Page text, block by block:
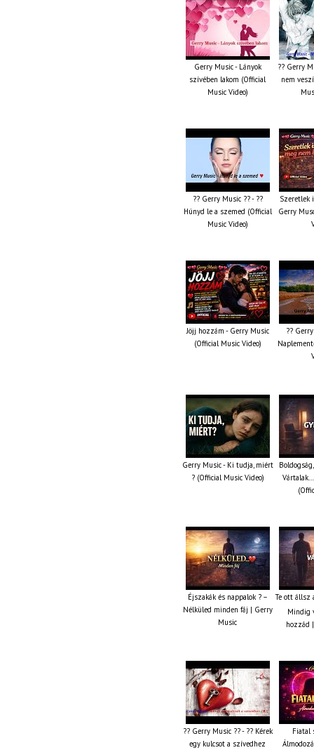
Gerry Music - Lányok
szívében lakom (Official
Music Video)
?? Gerry
nem
?? Gerry Music ?? - ??
Húnyd le a szemed (Official
Music Video)
Szeretlek
Gerry
Jöjj hozzám - Gerry Music
(Official Music Video)
??
Gerry Music - Ki tudja, miért
? (Official Music Video)
Éjszakák és nappalok ? –
Nélküled minden fáj | Gerry
Music
Te ott
Mindig
hozzád
?? Gerry Music ?? - ?? Kérek
egy kulcsot a szívedhez
Fiatal